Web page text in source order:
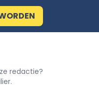
redactie?